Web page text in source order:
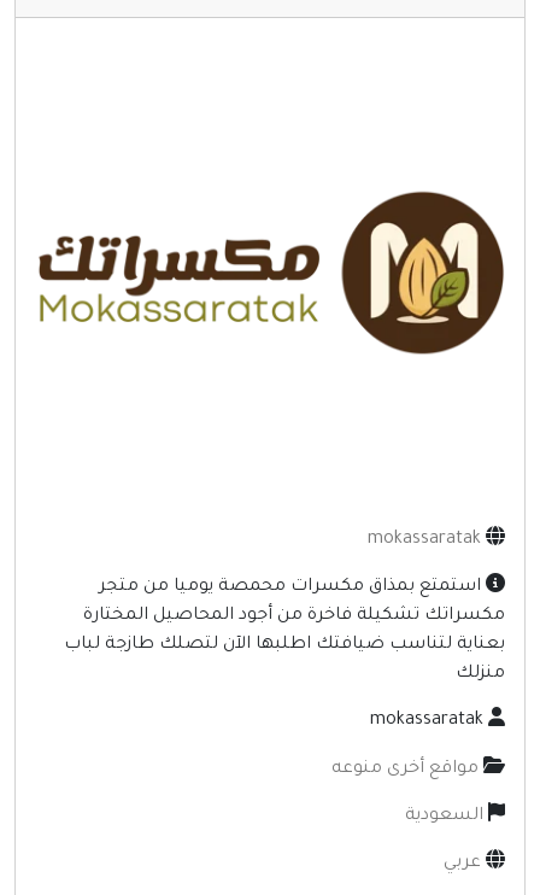
كمبيوتر وبرامج
أخرى ومنوعه
mokassaratak
استمتع بمذاق مكسرات محمصة يوميا من متجر
تشكيلة فاخرة من أجود المحاصيل المختارة
لتناسب ضيافتك اطلبها الآن لتصلك طازجة لباب
مواقع أخرى منوعه
السعودية
عربي